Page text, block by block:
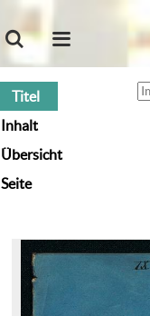
Titel
Inhalt
Übersicht
Seite